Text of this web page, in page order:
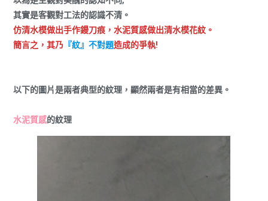
其實是客觀對工法的認識不清。
仿清水模做出手作鏝刀痕，水泥質感做出清水模花紋。
簡言之，其乃 『紋』不對題造成的爭執!
以下的圖片是兩者典型的紋理，顯然兩者是有相當的差異。
水泥質感的紋理